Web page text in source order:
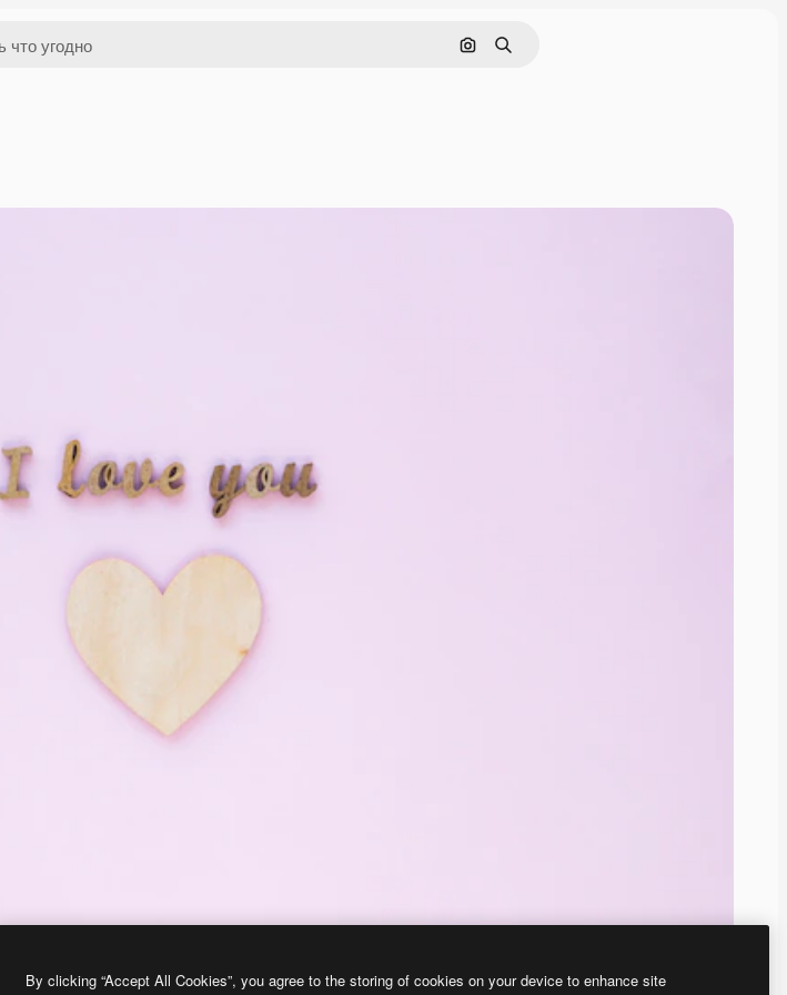
Поиск по изображению
Поиск
By clicking “Accept All Cookies”, you agree to the storing of cookies on your device to enhance site